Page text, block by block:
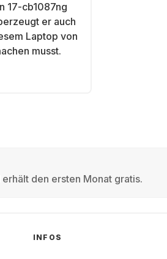
17-cb1087ng
er auch
Laptop von
musst.
den ersten Monat gratis.
INFOS